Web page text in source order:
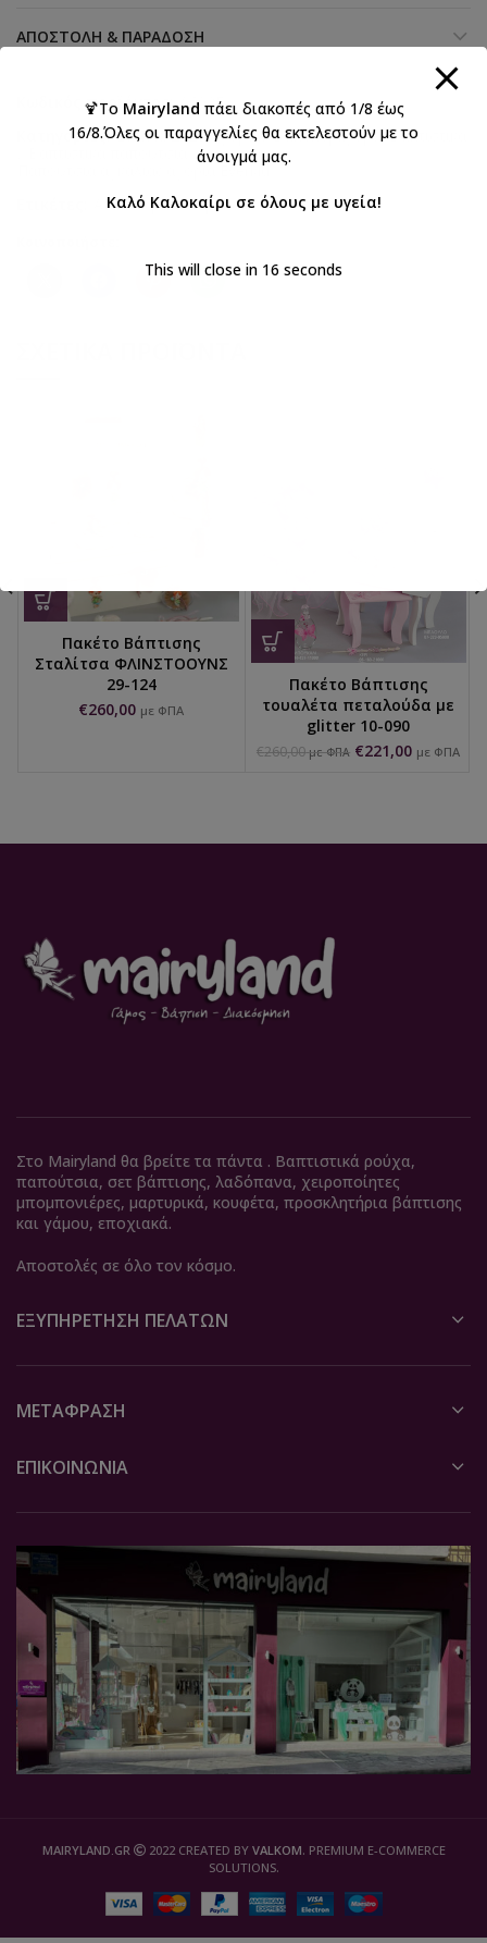
ΑΠΟΣΤΟΛΉ & ΠΑΡΆΔΟΣΗ
Κωδικός προϊόντος:A602E
Κατηγορίες:Everkid 2026 Αγόρια , Βάπτιση αγόρι , Βαπτιστικά
Βαπτιστικά παπούτσια για αγόρια,
Παπούτσια αγκαλιάς αγορια Everkid
ΑΓΟΡΙ, βάπτιση, παπουτσια αγκαλιάς
Πακέτο Βάπτισης
Σταλίτσα ΦΛΙΝΣΤΟΟΥΝΣ
29-124
€260,00 με ΦΠΑ
Πακέτο Βάπτισης
τουαλέτα πεταλούδα με
glitter 10-090
€260,00 με ΦΠΑ €221,00 με ΦΠΑ
Στο Mairyland θα βρείτε τα πάντα . Βαπτιστικά ρούχα,
παπούτσια, σετ βάπτισης, λαδόπανα, χειροποίητες
μπομπονιέρες, μαρτυρικά, κουφέτα, προσκλητήρια βάπτισης
και γάμου, εποχιακά.
Αποστολές σε όλο τον κόσμο.
ΕΞΥΠΗΡΈΤΗΣΗ ΠΕΛΑΤΏΝ
ΜΕΤΆΦΡΑΣΗ
ΕΠΙΚΟΙΝΩΝΙΑ
MAIRYLAND.GR 2022 CREATED BY VALKOM. PREMIUM E-COMMERCE
SOLUTIONS.
🍹Το Mairyland πάει διακοπές από 1/8 έως
16/8.Όλες οι παραγγελίες θα εκτελεστούν με το
άνοιγμά μας.
Καλό Καλοκαίρι σε όλους με υγεία!
This will close in 15 seconds